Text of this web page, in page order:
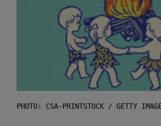
PHOTO: CSA-PRINTSTOCK / GETTY